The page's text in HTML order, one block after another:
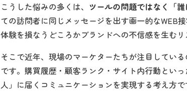
こうした悩みの多くは、 ツールの問題ではなく「
ての訪問者に同じメッセージを出す画一的なWEB
体験を損なうどころかブランドへの不信感を生むリ
そこで近年、現場のマーケターたちが注目してい
です。購買履歴・顧客ランク・サイト内行動とい
人」に届くコミュニケーションを実現する考え方で